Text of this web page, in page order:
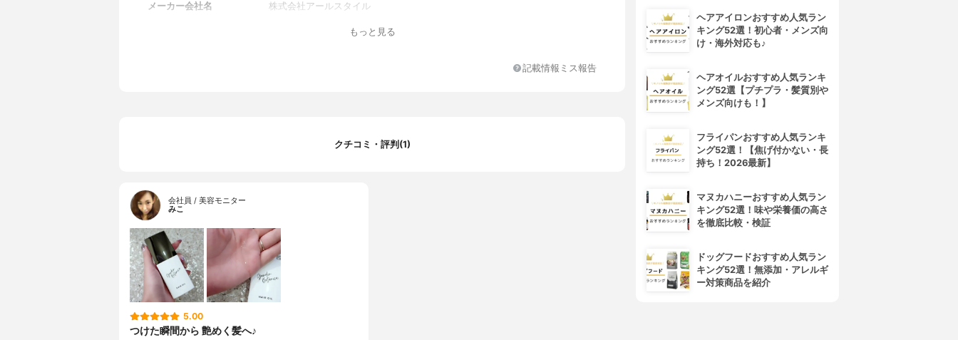
メーカー会社名 株式会社アールスタイル
もっと見る
記載情報ミス報告
クチコミ・評判(1)
会社員 / 美容モニター
みこ
5.00
つけた瞬間から 艶めく髪へ♪
ヘアアイロンおすすめ人気ラン
キング52選！初心者・メンズ向
け・海外対応も♪
ヘアオイルおすすめ人気ランキ
ング52選【プチプラ・髪質別や
メンズ向けも！】
フライパンおすすめ人気ランキ
ング52選！【焦げ付かない・長
持ち！2026最新】
マヌカハニーおすすめ人気ラン
キング52選！味や栄養価の高さ
を徹底比較・検証
ドッグフードおすすめ人気ラン
キング52選！無添加・アレルギ
ー対策商品を紹介